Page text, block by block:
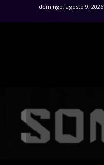
domingo, agosto 9, 2026